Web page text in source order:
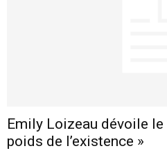
Emily Loizeau dévoile
poids de l’existence »